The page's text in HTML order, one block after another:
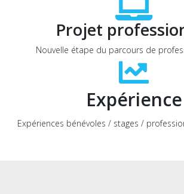
Projet
Nouvelle étape du parcours de
Expérience
Expériences bénévoles / stages /